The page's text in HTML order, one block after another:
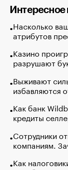
Интересное
Насколько
атрибутов
Казино
разрушают
Выживают
избавляются
Как банк
кредиты
Сотрудники
компаниям.
Как